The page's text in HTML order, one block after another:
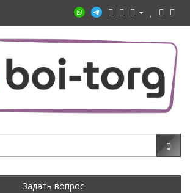
Задать вопрос